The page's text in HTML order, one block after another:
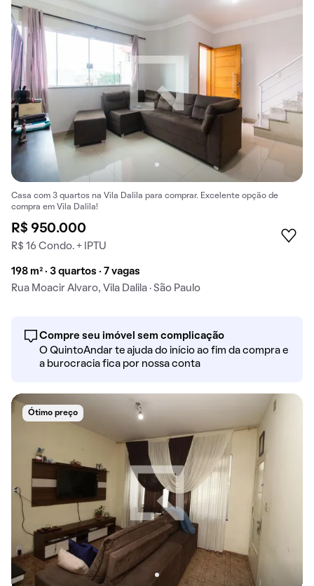
Casa com 3 quartos na Vila Dalila para comprar. Excelente opção de
compra em Vila Dalila!
R$ 950.000
R$ 16 Condo. + IPTU
198 m² · 3 quartos · 7 vagas
Rua Moacir Alvaro, Vila Dalila · São Paulo
Compre seu imóvel sem complicação
O QuintoAndar te ajuda do início ao fim da compra e
a burocracia fica por nossa conta
Ótimo preço